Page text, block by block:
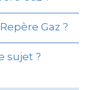
Gaz ?
sujet ?